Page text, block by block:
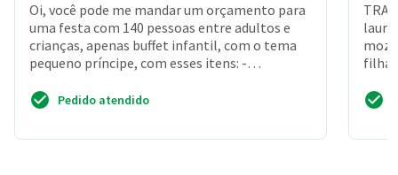
Oi, você pode me mandar um orçamento para
uma festa com 140 pessoas entre adultos e
crianças, apenas buffet infantil, com o tema
pequeno príncipe, com esses itens: -
Pedido atendido
lauro
filha